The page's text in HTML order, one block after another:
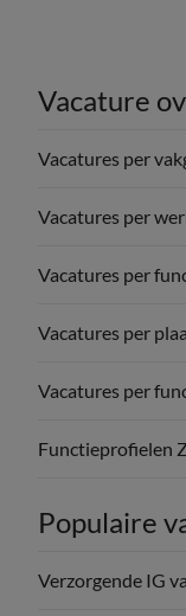
Vacature
Vacatures per
Vacatures per
Vacatures per
Vacatures per
Vacatures per
Functieprofielen
Populaire
Verzorgende IG